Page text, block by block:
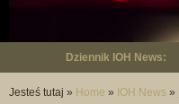
Dziennik IOH News:
Jesteś tutaj » Home » IOH News »